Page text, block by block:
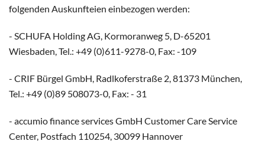
folgenden Auskunfteien einbezogen werden:
- SCHUFA Holding AG, Kormoranweg 5, D-65201
Wiesbaden, Tel.: +49 (0)611-9278-0, Fax: -109
- CRIF Bürgel GmbH, Radlkoferstraße 2, 81373 München,
Tel.: +49 (0)89 508073-0, Fax: - 31
- accumio finance services GmbH Customer Care Service
Center, Postfach 110254, 30099 Hannover